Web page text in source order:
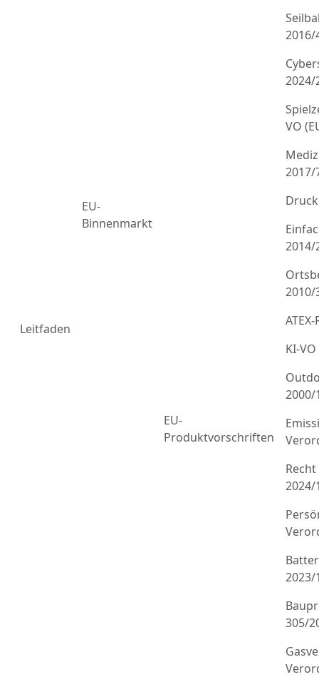
Leitfaden
EU-
Binnenmarkt
EU-
Produktvorschriften
2016/
2024/
VO
2017/
2014/
2010/
KI-
2000/
2024/
2023/
305/